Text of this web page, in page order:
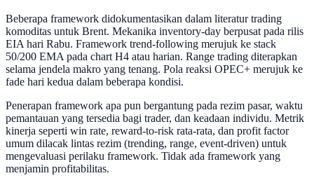
Beberapa framework didokumentasikan dalam literatur trading
komoditas untuk Brent. Mekanika inventory-day berpusat pada rilis
EIA hari Rabu. Framework trend-following merujuk ke stack
50/200 EMA pada chart H4 atau harian. Range trading diterapkan
selama jendela makro yang tenang. Pola reaksi OPEC+ merujuk ke
fade hari kedua dalam beberapa kondisi.
Penerapan framework apa pun bergantung pada rezim pasar, waktu
pemantauan yang tersedia bagi trader, dan keadaan individu. Metrik
kinerja seperti win rate, reward-to-risk rata-rata, dan profit factor
umum dilacak lintas rezim (trending, range, event-driven) untuk
mengevaluasi perilaku framework. Tidak ada framework yang
menjamin profitabilitas.